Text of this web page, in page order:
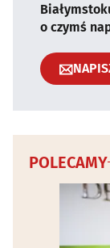
o czymś
POLECAMY